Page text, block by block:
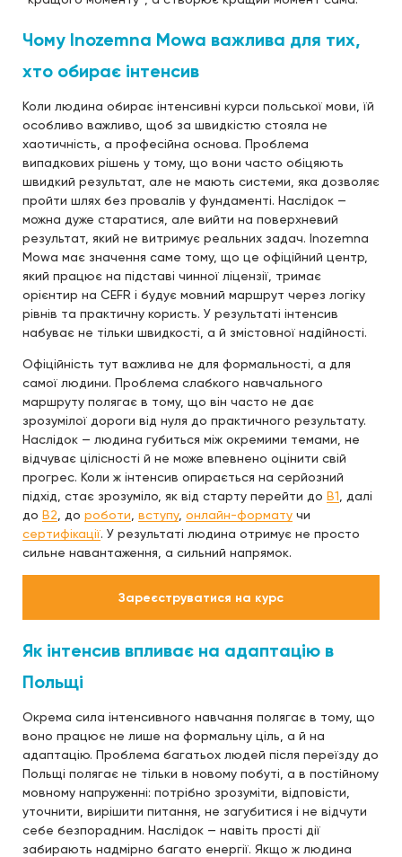
Чому Inozemna Mowa важлива для тих,
хто обирає інтенсив
Коли людина обирає інтенсивні курси польської мови, їй
особливо важливо, щоб за швидкістю стояла не
хаотичність, а професійна основа. Проблема
випадкових рішень у тому, що вони часто обіцяють
швидкий результат, але не мають системи, яка дозволяє
пройти шлях без провалів у фундаменті. Наслідок —
можна дуже старатися, але вийти на поверхневий
результат, який не витримує реальних задач. Inozemna
Mowa має значення саме тому, що це офіційний центр,
який працює на підставі чинної ліцензії, тримає
орієнтир на CEFR і будує мовний маршрут через логіку
рівнів та практичну користь. У результаті інтенсив
набуває не тільки швидкості, а й змістовної надійності.
Офіційність тут важлива не для формальності, а для
самої людини. Проблема слабкого навчального
маршруту полягає в тому, що він часто не дає
зрозумілої дороги від нуля до практичного результату.
Наслідок — людина губиться між окремими темами, не
відчуває цілісності й не може впевнено оцінити свій
прогрес. Коли ж інтенсив опирається на серйозний
підхід, стає зрозуміло, як від старту перейти до B1 , далі
до B2 , до роботи вступу, онлайн-формату чи
сертифікації. У результаті людина отримує не просто
сильне навантаження, а сильний напрямок.
Зареєструватися на курс
Як інтенсив впливає на адаптацію в
Польщі
Окрема сила інтенсивного навчання полягає в тому, що
воно працює не лише на формальну ціль, а й на
адаптацію. Проблема багатьох людей після переїзду до
Польщі полягає не тільки в новому побуті, а в постійному
мовному напруженні: потрібно зрозуміти, відповісти,
уточнити, вирішити питання, не загубитися і не відчути
себе безпорадним. Наслідок — навіть прості дії
забирають надмірно багато енергії. Якщо ж людина